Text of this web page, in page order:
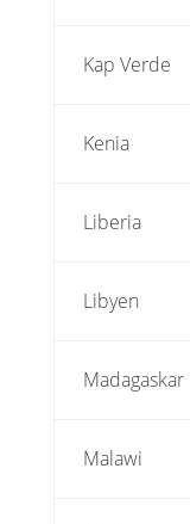
Kap Verde
Kenia
Liberia
Libyen
Madagaskar
Malawi